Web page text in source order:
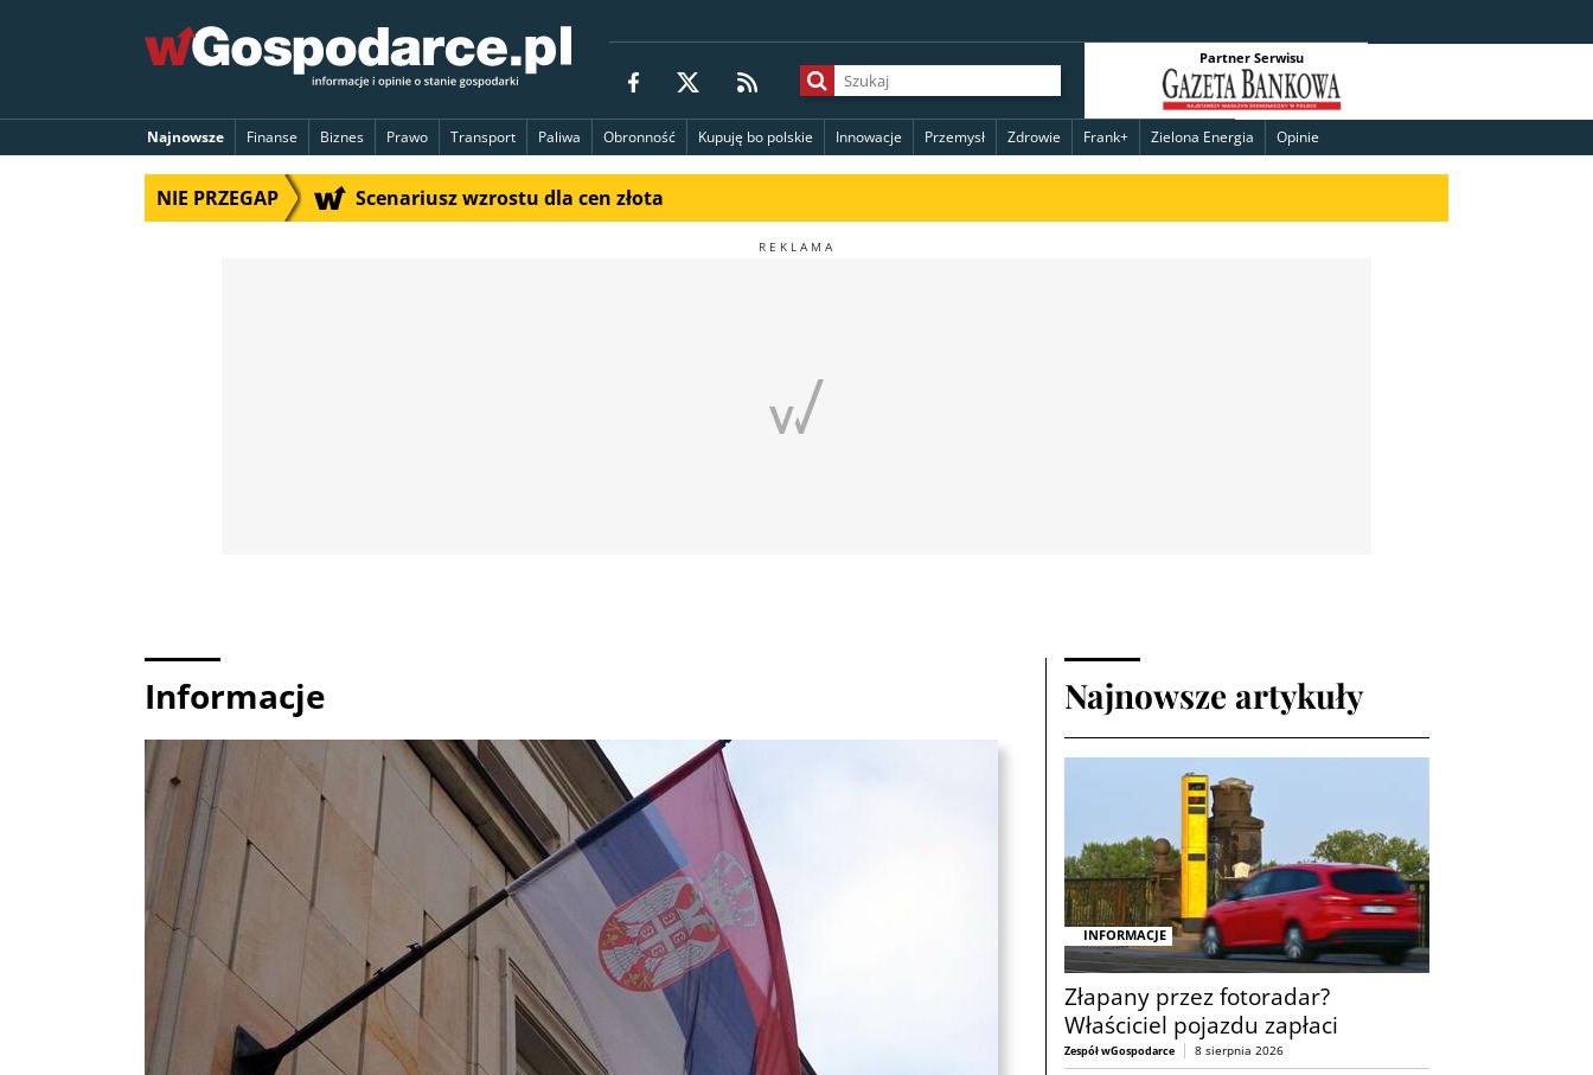
Partner Serwisu
Najnowsze Finanse Biznes Prawo Transport Paliwa Obronność Kupuję bo polskie Innowacje Przemysł Zdrowie Frank+ Zielona Energia Opinie
NIE PRZEGAP Scenariusz wzrostu dla cen złota
Informacje Najnowsze artykuły
INFORMACJE
Złapany przez fotoradar?
Właściciel pojazdu zapłaci
Zespół wGospodarce 8 sierpnia 2026